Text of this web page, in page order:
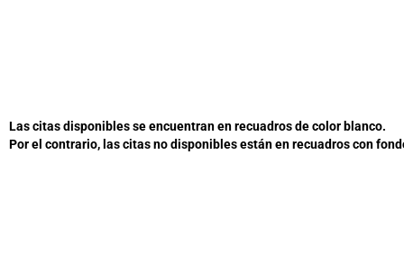
Las citas disponibles se encuentran en recuadros de color blanco.
Por el contrario, las citas no disponibles están en recuadros con